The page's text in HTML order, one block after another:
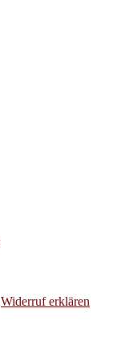
Widerruf erklären